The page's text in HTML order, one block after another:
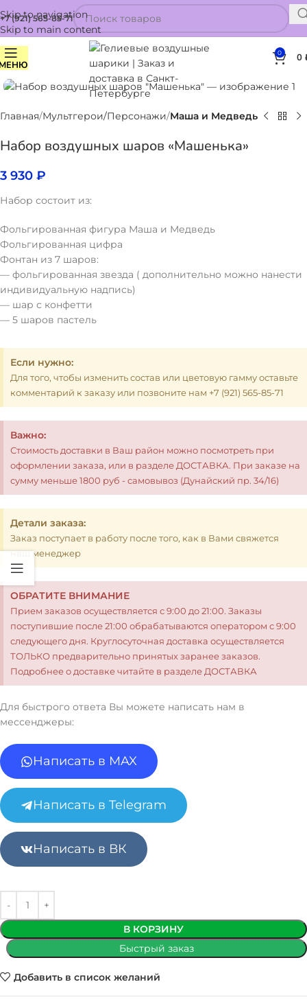
Skip to navigation
Skip to main content
+7 (921) 565-85-71
0 0
Нажмите, чтобы увеличить
Главная Мультгерои/Персонажи Маша и Медведь
Набор воздушных шаров «Машенька»
3 930 ₽
Набор состоит из:
Фольгированная фигура Маша и Медведь
Фольгированная цифра
Фонтан из 7 шаров:
— фольгированная звезда ( дополнительно можно нанести
индивидуальную надпись)
— шар с конфетти
— 5 шаров пастель
Если нужно:
Для того, чтобы изменить состав или цветовую гамму оставьте
комментарий к заказу или позвоните нам +7 (921) 565-85-71
Важно:
Стоимость доставки в Ваш район можно посмотреть при
оформлении заказа, или в разделе ДОСТАВКА. При заказе на
сумму меньше 1800 руб - самовывоз (Дунайский пр. 34/16)
Детали заказа:
Заказ поступает в работу после того, как в Вами свяжется
наш менеджер
ОБРАТИТЕ ВНИМАНИЕ
Прием заказов осуществляется с 9:00 до 21:00. Заказы
поступившие после 21:00 обрабатываются оператором с 9:00
следующего дня. Круглосуточная доставка осуществляется
ТОЛЬКО предварительно принятых заранее заказов.
Подробнее о доставке читайте в разделе ДОСТАВКА
Для быстрого ответа Вы можете написать нам в
мессенджеры:
Написать в MAX
Написать в Telegram
Написать в ВК
В КОРЗИНУ
Быстрый заказ
Добавить в список желаний